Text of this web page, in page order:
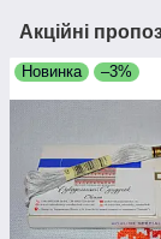
Акційні
Новинка –3%